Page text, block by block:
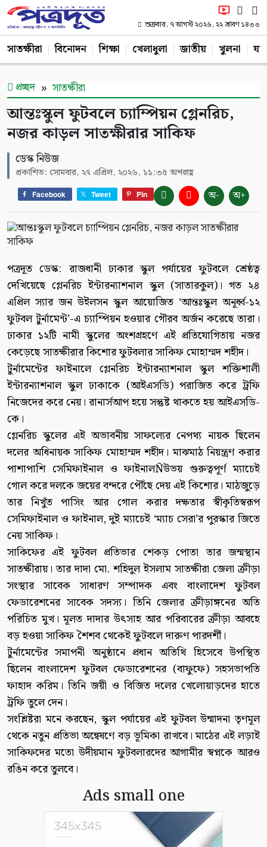
শুক্রবার, ৭ আগস্ট ২০২৬, ২২ শ্রাবণ ১৪৩৩
সাতক্ষীরা বিনোদন শিক্ষা খেলাধুলা জাতীয় খুলনা
প্রচ্ছদ সাতক্ষীরা
আন্তঃস্কুল ফুটবলে চ্যাম্পিয়ন গ্লেনরিচ,
নজর কাড়ল সাতক্ষীরার সাকিফ
ডেস্ক নিউজ
প্রকাশিত: সোমবার, ২৭ এপ্রিল, ২০২৬, ১১:৩৫ অপরাহ্ণ
Facebook Tweet Pin অ- অ+
পত্রদূত ডেস্ক: রাজধানী ঢাকার স্কুল পর্যায়ের ফুটবলে শ্রেষ্ঠত্ব
দেখিয়েছে গ্লেনরিচ ইন্টারন্যাশনাল স্কুল (সাতারকুল)। গত ২৪
এপ্রিল স্যার জন উইলসন স্কুল আয়োজিত ‘আন্তঃস্কুল অনূর্ধ্ব-১২
ফুটবল টুর্নামেন্ট’-এ চ্যাম্পিয়ন হওয়ার গৌরব অর্জন করেছে তারা।
ঢাকার ১২টি নামী স্কুলের অংশগ্রহণে এই প্রতিযোগিতায় নজর
কেড়েছে সাতক্ষীরার কিশোর ফুটবলার সাকিফ মোহাম্মদ শহীদ।
টুর্নামেন্টের ফাইনালে গ্লেনরিচ ইন্টারন্যাশনাল স্কুল শক্তিশালী
ইন্টারন্যাশনাল স্কুল ঢাকাকে (আইএসডি) পরাজিত করে ট্রফি
নিজেদের করে নেয়। রানার্সআপ হয়ে সন্তুষ্ট থাকতে হয় আইএসডি-
কে।
গ্লেনরিচ স্কুলের এই অভাবনীয় সাফল্যের নেপথ্য নায়ক ছিলেন
দলের অধিনায়ক সাকিফ মোহাম্মদ শহীদ। মাঝমাঠ নিয়ন্ত্রণ করার
পাশাপাশি সেমিফাইনাল ও ফাইনালÑউভয় গুরুত্বপূর্ণ ম্যাচেই
গোল করে দলকে জয়ের বন্দরে পৌঁছে দেয় এই কিশোর। মাঠজুড়ে
তার নিখুঁত পাসিং আর গোল করার দক্ষতার স্বীকৃতিস্বরূপ
সেমিফাইনাল ও ফাইনাল, দুই ম্যাচেই ‘ম্যাচ সেরা’র পুরস্কার জিতে
নেয় সাকিফ।
সাকিফের এই ফুটবল প্রতিভার শেকড় পোতা তার জন্মস্থান
সাতক্ষীরায়। তার দাদা মো. শহিদুল ইসলাম সাতক্ষীরা জেলা ক্রীড়া
সংস্থার সাবেক সাধারণ সম্পাদক এবং বাংলাদেশ ফুটবল
ফেডারেশনের সাবেক সদস্য। তিনি জেলার ক্রীড়াঙ্গনের অতি
পরিচিত মুখ। মূলত দাদার উৎসাহ আর পরিবারের ক্রীড়া আবহে
বড় হওয়া সাকিফ শৈশব থেকেই ফুটবলে দারুণ পারদর্শী।
টুর্নামেন্টের সমাপনী অনুষ্ঠানে প্রধান অতিথি হিসেবে উপস্থিত
ছিলেন বাংলাদেশ ফুটবল ফেডারেশনের (বাফুফে) সহসভাপতি
ফাহাদ করিম। তিনি জয়ী ও বিজিত দলের খেলোয়াড়দের হাতে
ট্রফি তুলে দেন।
সংশ্লিষ্টরা মনে করছেন, স্কুল পর্যায়ের এই ফুটবল উন্মাদনা তৃণমূল
থেকে নতুন প্রতিভা অন্বেষণে বড় ভূমিকা রাখবে। মাঠের এই লড়াই
সাকিফদের মতো উদীয়মান ফুটবলারদের আগামীর স্বপ্নকে আরও
রঙিন করে তুলবে।
Ads small one